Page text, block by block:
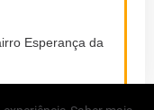
Esperança da